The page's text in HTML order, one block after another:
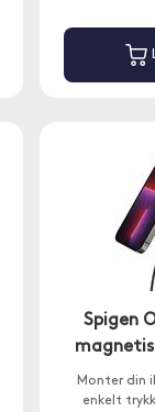
Spigen
Monter din
enkelt